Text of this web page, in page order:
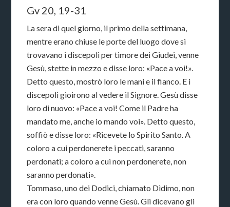
Gv 20, 19-31
La sera di quel giorno, il primo della settimana,
mentre erano chiuse le porte del luogo dove si
trovavano i discepoli per timore dei Giudei, venne
Gesù, stette in mezzo e disse loro: «Pace a voi!».
Detto questo, mostrò loro le mani e il fianco. E i
discepoli gioirono al vedere il Signore. Gesù disse
loro di nuovo: «Pace a voi! Come il Padre ha
mandato me, anche io mando voi». Detto questo,
soffiò e disse loro: «Ricevete lo Spirito Santo. A
coloro a cui perdonerete i peccati, saranno
perdonati; a coloro a cui non perdonerete, non
saranno perdonati».
Tommaso, uno dei Dodici, chiamato Dìdimo, non
era con loro quando venne Gesù. Gli dicevano gli